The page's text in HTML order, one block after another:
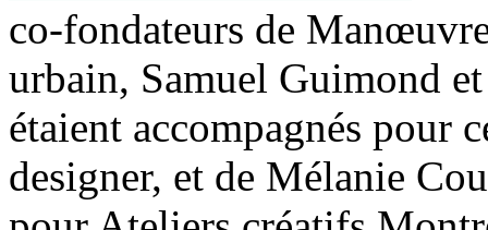
co-fondateurs de
urbain, Samuel Guimond
étaient accompagnés pour
designer, et de Mélanie